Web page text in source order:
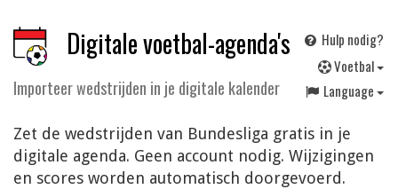
Digitale voetbal-agenda's
Importeer wedstrijden in je digitale kalender
Hulp nodig?
Voetbal
Language
Zet de wedstrijden van Bundesliga gratis in je
digitale agenda. Geen account nodig. Wijzigingen
en scores worden automatisch doorgevoerd.